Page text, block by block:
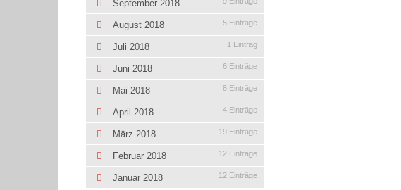
September 2018
August 2018 5 Einträge
Juli 2018 1 Eintrag
Juni 2018 6 Einträge
Mai 2018 8 Einträge
April 2018 4 Einträge
März 2018 19 Einträge
Februar 2018 12 Einträge
Januar 2018 12 Einträge